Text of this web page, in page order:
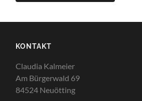
KONTAKT
Claudia Kalmeier
Am Bürgerwald 69
84524 Neuötting